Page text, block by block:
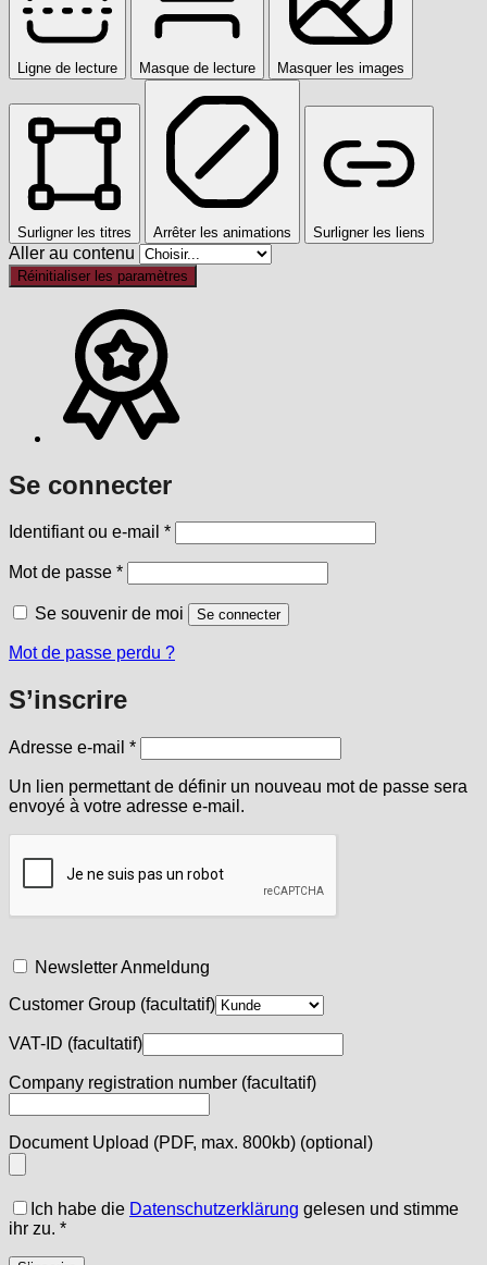
Ligne de lecture Masque de lecture Masquer les images
Surligner les titres Arrêter les animations Surligner les liens
Aller au contenu
Réinitialiser les paramètres
Se connecter
Identifiant ou e-mail *Obligatoire
Mot de passe *Obligatoire
Se souvenir de moi Se connecter
Mot de passe perdu ?
S’inscrire
Adresse e-mail *Obligatoire
Un lien permettant de définir un nouveau mot de passe sera
envoyé à votre adresse e-mail.
Newsletter Anmeldung
Customer Group (facultatif)
VAT-ID (facultatif)
Company registration number (facultatif)
Document Upload (PDF, max. 800kb) (optional)
Ich habe die Datenschutzerklärung gelesen und stimme
ihr zu. *